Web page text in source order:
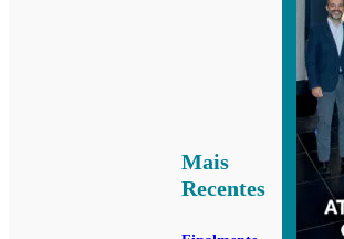
Mais
Recentes